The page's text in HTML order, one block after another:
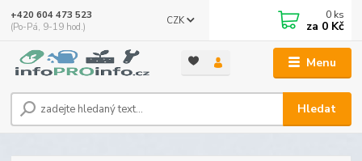
Menu
CZK
Hledat
+420 604 473 523
(Po-Pá, 9-19 hod.)
0 ks
za 0 Kč